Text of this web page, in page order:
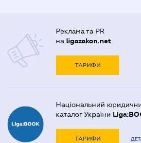
Реклама та PR
на ligazakon.net
ТАРИФИ
Національний
каталог України
ТАРИФИ